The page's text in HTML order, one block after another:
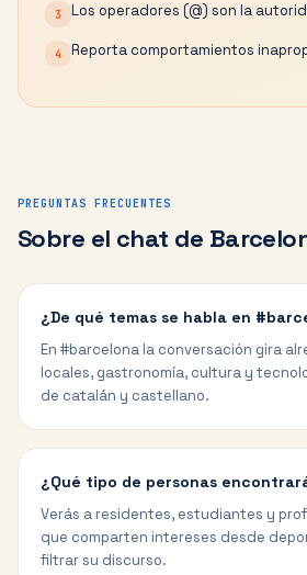
3 Los operadores (@) son la
4 Reporta comportamientos
PREGUNTAS FRECUENTES
Sobre el chat de
¿De qué temas se habla en
En #barcelona la conversación gira
locales, gastronomía, cultura y
de catalán y castellano.
¿Qué tipo de personas
Verás a residentes, estudiantes y
que comparten intereses desde
filtrar su discurso.